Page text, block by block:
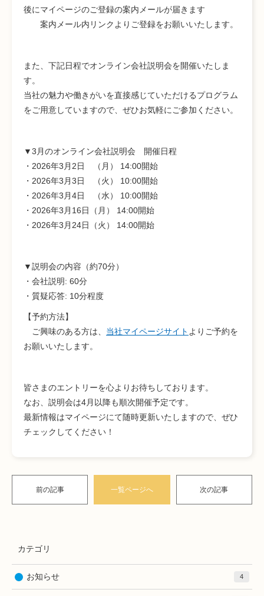
後にマイページのご登録の案内メールが届きます
案内メール内リンクよりご登録をお願いいたします。
また、下記日程でオンライン会社説明会を開催いたしま
す。
当社の魅力や働きがいを直接感じていただけるプログラム
をご用意していますので、ぜひお気軽にご参加ください。
▼3月のオンライン会社説明会 開催日程
・2026年3月2日 （月） 14:00開始
・2026年3月3日 （火） 10:00開始
・2026年3月4日 （水） 10:00開始
・2026年3月16日（月） 14:00開始
・2026年3月24日（火） 14:00開始
▼説明会の内容 （約70分）
・会社説明: 60分
・質疑応答: 10分程度
【予約方法】
ご興味のある方は、 当社マイページサイト よりご予約を
お願いいたします。
皆さまのエントリーを心よりお待ちしております。
なお、説明会は4月以降も順次開催予定です。
最新情報はマイページにて随時更新いたしますので、ぜひ
チェックしてください！
前の記事 一覧ページへ 次の記事
カテゴリ
お知らせ 4